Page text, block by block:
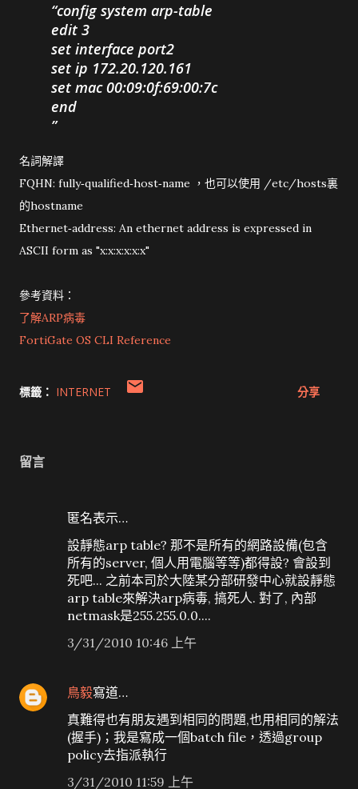
config system arp-table
edit 3
set interface port2
set ip 172.20.120.161
set mac 00:09:0f:69:00:7c
end
名詞解譯
FQHN: fully‐qualified‐host‐name ，也可以使用 /etc/hosts裏
的hostname
Ethernet‐address: An ethernet address is expressed in
ASCII form as "x:x:x:x:x:x"
參考資料：
了解ARP病毒
FortiGate OS CLI Reference
標籤： INTERNET 分享
留言
匿名表示…
設靜態arp table? 那不是所有的網路設備(包含
所有的server, 個人用電腦等等)都得設? 會設到
死吧... 之前本司於大陸某分部研發中心就設靜態
arp table來解決arp病毒, 搞死人. 對了, 內部
netmask是255.255.0.0....
3/31/2010 10:46 上午
鳥毅寫道…
真難得也有朋友遇到相同的問題,也用相同的解法
(握手)；我是寫成一個batch file，透過group
policy去指派執行
3/31/2010 11:59 上午